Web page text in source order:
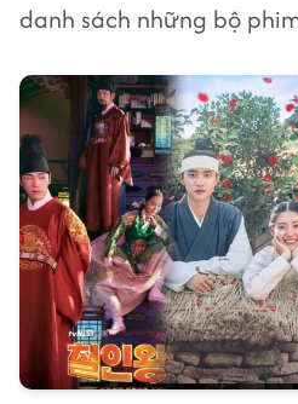
danh sách những bộ